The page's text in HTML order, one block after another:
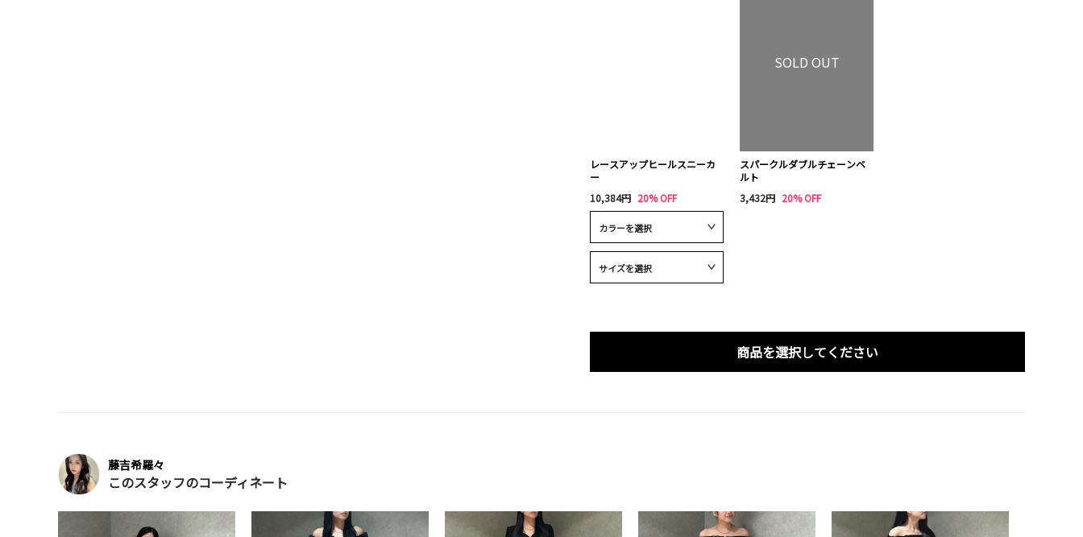
レースアップヒールスニーカ
ー
10,384円 20% OFF
SOLD OUT
スパークルダブルチェーンベ
ルト
3,432円 20% OFF
商品を選択してください
藤吉希羅々
このスタッフのコーディネート